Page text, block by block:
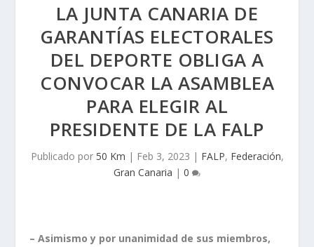
LA JUNTA CANARIA DE
GARANTÍAS ELECTORALES
DEL DEPORTE OBLIGA A
CONVOCAR LA ASAMBLEA
PARA ELEGIR AL
PRESIDENTE DE LA FALP
Publicado por 50 Km | Feb 3, 2023 | FALP, Federación,
Gran Canaria | 0
– Asimismo y por unanimidad de sus miembros,